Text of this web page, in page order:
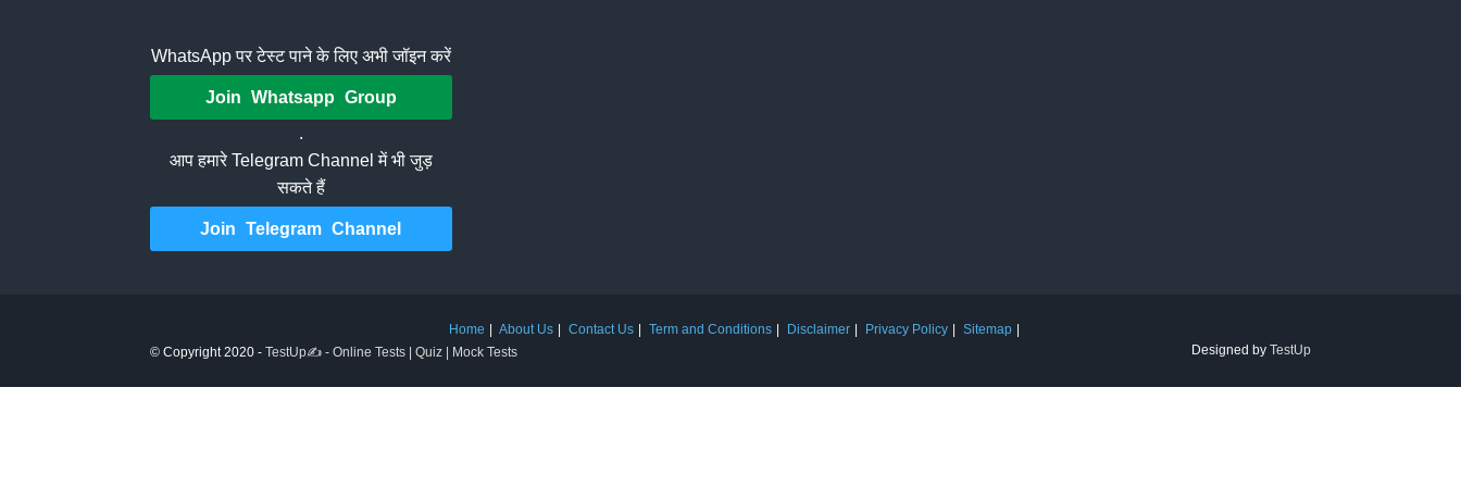
WhatsApp पर टेस्ट पाने के लिए अभी जॉइन करें
Join Whatsapp Group
.
आप हमारे Telegram Channel में भी जुड़
सकते हैं
Join Telegram Channel
Home About Us Contact Us Term and Conditions Disclaimer Privacy Policy
Sitemap
© Copyright 2020 - TestUp✍️ - Online Tests | Quiz | Mock Tests Designed by TestUp